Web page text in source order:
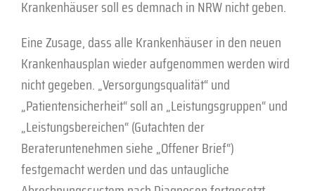
Krankenhäuser soll es demnach in NRW nicht geben.
Eine Zusage, dass alle Krankenhäuser in den neuen
Krankenhausplan wieder aufgenommen werden wird
nicht gegeben. „Versorgungsqualität“ und
„Patientensicherheit“ soll an „Leistungsgruppen“ und
„Leistungsbereichen“ (Gutachten der
Berateruntenehmen siehe „Offener Brief“)
festgemacht werden und das untaugliche